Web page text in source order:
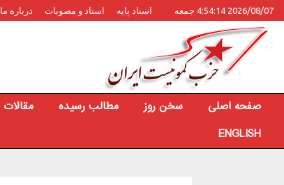
2026/08/07 4:54:14 جمعه اسناد پایه اسناد و مصوبات درباره ما
صفحه اصلی سخن روز مطالب رسیده مقالات
ENGLISH